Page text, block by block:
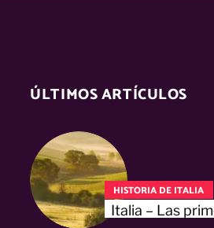
ÚLTIMOS ARTÍCULOS
HISTORIA DE ITALIA
Italia – Las